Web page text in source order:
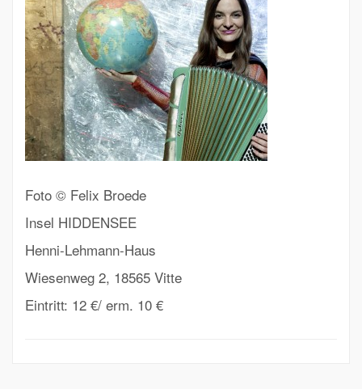
Foto © Felix Broede
Insel HIDDENSEE
Henni-Lehmann-Haus
Wiesenweg 2, 18565 Vitte
Eintritt: 12 €/ erm. 10 €